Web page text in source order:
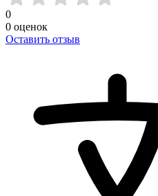
0
0 оценок
Оставить отзыв